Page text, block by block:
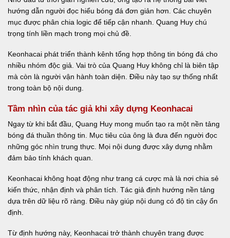
hướng dẫn người đọc hiểu bóng đá đơn giản hơn. Các chuyên
mục được phân chia logic để tiếp cận nhanh. Quang Huy chú
trọng tính liền mạch trong mọi chủ đề.
Keonhacai phát triển thành kênh tổng hợp thông tin bóng đá cho
nhiều nhóm độc giả. Vai trò của Quang Huy không chỉ là biên tập
mà còn là người vận hành toàn diện. Điều này tạo sự thống nhất
trong toàn bộ nội dung.
Tầm nhìn của tác giả khi xây dựng Keonhacai
Ngay từ khi bắt đầu, Quang Huy mong muốn tạo ra một nền tảng
bóng đá thuần thông tin. Mục tiêu của ông là đưa đến người đọc
những góc nhìn trung thực. Mọi nội dung được xây dựng nhằm
đảm bảo tính khách quan.
Keonhacai không hoạt động như trang cá cược mà là nơi chia sẻ
kiến thức, nhận định và phân tích. Tác giả định hướng nền tảng
dựa trên dữ liệu rõ ràng. Điều này giúp nội dung có độ tin cậy ổn
định.
Từ định hướng này, Keonhacai trở thành chuyên trang được